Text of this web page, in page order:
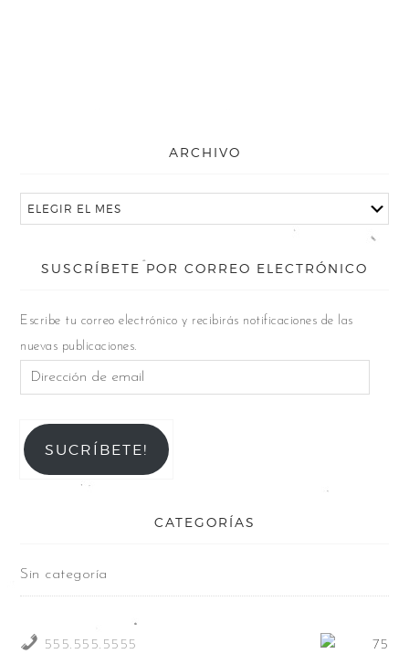
ARCHIVO
SUSCRÍBETE POR CORREO ELECTRÓNICO
Escribe tu correo electrónico y recibirás notificaciones de las
nuevas publicaciones.
SUCRÍBETE!
CATEGORÍAS
Sin categoría
555.555.5555